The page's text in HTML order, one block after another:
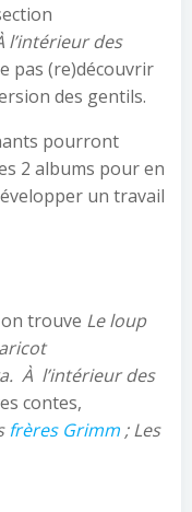
l’intérieur des
pas (re)découvrir
des gentils.
pourront
2 albums pour en
un travail
trouve Le loup
À l’intérieur des
contes,
frères Grimm ; Les